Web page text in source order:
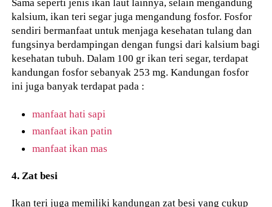
kalsium, ikan teri segar juga mengandung fosfor. Fosfor
sendiri bermanfaat untuk menjaga kesehatan tulang dan
fungsinya berdampingan dengan fungsi dari kalsium bagi
kesehatan tubuh. Dalam 100 gr ikan teri segar, terdapat
kandungan fosfor sebanyak 253 mg. Kandungan fosfor
ini juga banyak terdapat pada :
manfaat hati sapi
manfaat ikan patin
manfaat ikan mas
4. Zat besi
Ikan teri juga memiliki kandungan zat besi yang cukup